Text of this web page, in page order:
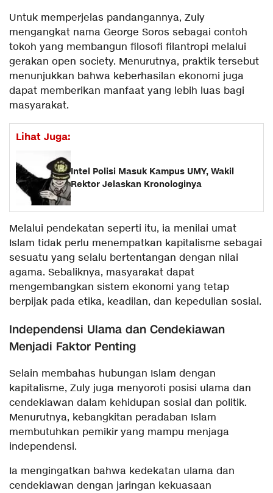
Untuk memperjelas pandangannya, Zuly
mengangkat nama George Soros sebagai contoh
tokoh yang membangun filosofi filantropi melalui
gerakan open society. Menurutnya, praktik tersebut
menunjukkan bahwa keberhasilan ekonomi juga
dapat memberikan manfaat yang lebih luas bagi
masyarakat.
Lihat Juga:
Intel Polisi Masuk Kampus UMY, Wakil
Rektor Jelaskan Kronologinya
Melalui pendekatan seperti itu, ia menilai umat
Islam tidak perlu menempatkan kapitalisme sebagai
sesuatu yang selalu bertentangan dengan nilai
agama. Sebaliknya, masyarakat dapat
mengembangkan sistem ekonomi yang tetap
berpijak pada etika, keadilan, dan kepedulian sosial.
Independensi Ulama dan Cendekiawan
Menjadi Faktor Penting
Selain membahas hubungan Islam dengan
kapitalisme, Zuly juga menyoroti posisi ulama dan
cendekiawan dalam kehidupan sosial dan politik.
Menurutnya, kebangkitan peradaban Islam
membutuhkan pemikir yang mampu menjaga
independensi.
Ia mengingatkan bahwa kedekatan ulama dan
cendekiawan dengan jaringan kekuasaan